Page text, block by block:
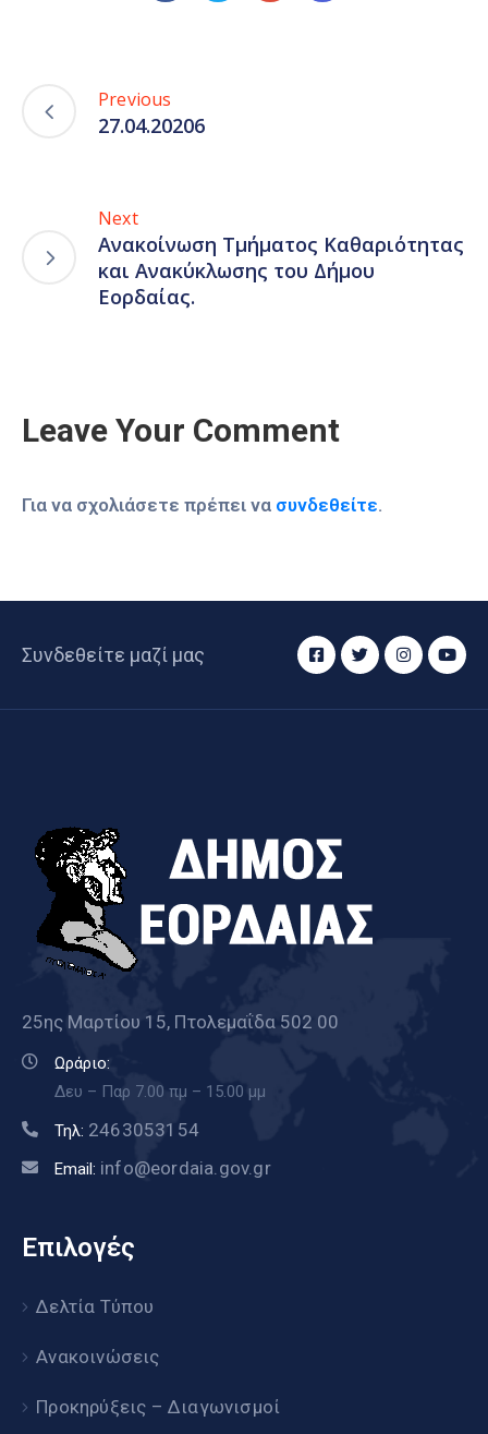
Previous
27.04.20206
Next
Ανακοίνωση Τμήματος Καθαριότητας
και Ανακύκλωσης του Δήμου
Εορδαίας.
Leave Your Comment
Για να σχολιάσετε πρέπει να συνδεθείτε.
Συνδεθείτε μαζί μας
25ης Μαρτίου 15, Πτολεμαΐδα 502 00
Ωράριο:
Δευ – Παρ 7.00 πμ – 15.00 μμ
Τηλ: 2463053154
Email: info@eordaia.gov.gr
Επιλογές
Δελτία Τύπου
Ανακοινώσεις
Προκηρύξεις – Διαγωνισμοί